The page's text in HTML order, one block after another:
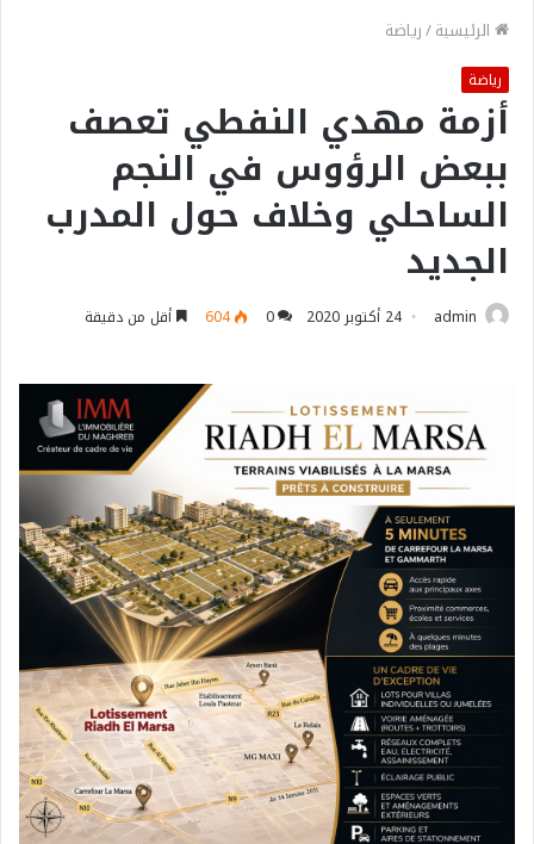
الرئيسية/رياضة
رياضة
أزمة مهدي النفطي تعصف
ببعض الرؤوس في النجم
الساحلي وخلاف حول المدرب
الجديد
admin 24 أكتوبر 2020 0
604 أقل من دقيقة